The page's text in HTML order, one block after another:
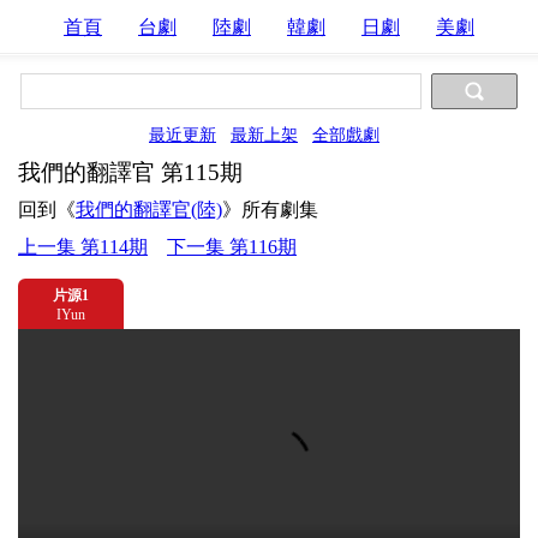
首頁 台劇 陸劇 韓劇 日劇 美劇
最近更新 最新上架 全部戲劇
我們的翻譯官 第115期
回到《我們的翻譯官(陸)》所有劇集
上一集 第114期
下一集 第116期
片源1
IYun